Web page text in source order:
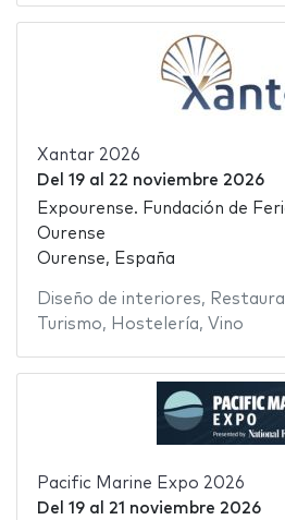
Xantar 2026
Del 19al 22 noviembre 2026
Expourense. Fundación de
Ourense
Ourense, España
Diseño de interiores,
Turismo, Hostelería, Vino
Pacific Marine Expo 2026
Del 19al 21 noviembre 2026